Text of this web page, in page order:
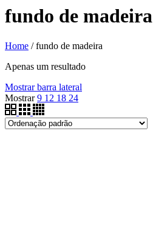
fundo de madeira
Home /fundo de madeira
Apenas um resultado
Mostrar barra lateral
Mostrar9 12 18 24